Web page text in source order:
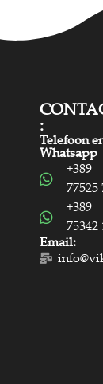
:
Telefoon
Whatsapp
+389
77525
+389
75342
Email: